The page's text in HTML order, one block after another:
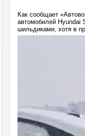
Как сообщает
автомобилей Hyundai
шильдиками, хотя в